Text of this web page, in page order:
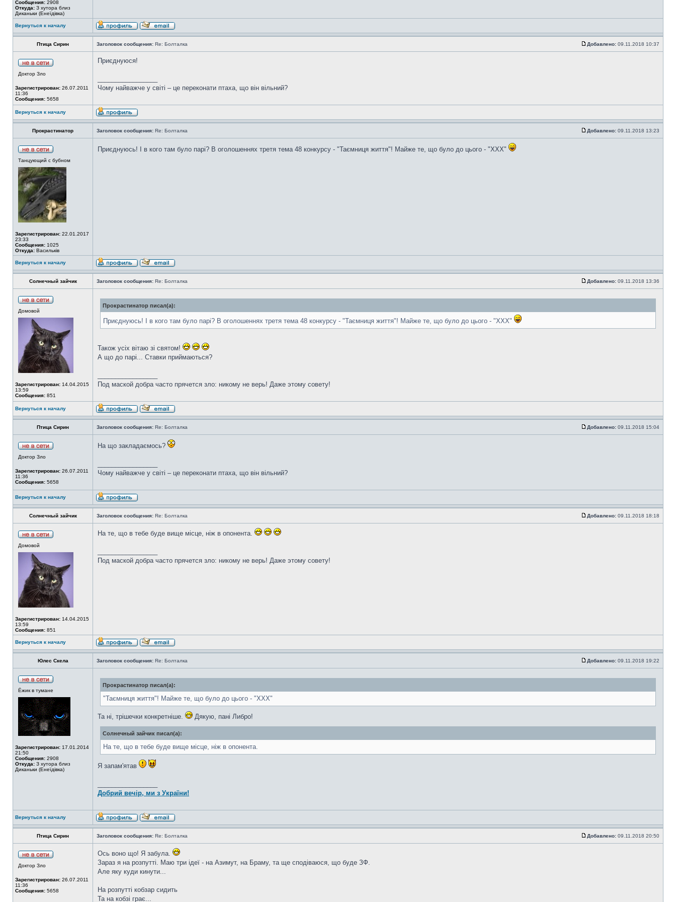
Сообщения: 2908
Откуда: З хутора близ
Диканьки (Енеїдівка)
Вернуться к началу
Птица Сирин Заголовок сообщения: Re: Болталка Добавлено: 09.11.2018 10:37
Доктор Зло
Зарегистрирован: 26.07.2011
11:36
Сообщения: 5658
Приєднуюся!
Чому найважче у світі – це переконати птаха, що він вільний?
Вернуться к началу
Прокрастинатор Заголовок сообщения: Re: Болталка Добавлено: 09.11.2018 13:23
Танцующий с бубном
Зарегистрирован: 22.01.2017
23:33
Сообщения: 1025
Откуда: Васильків
Приєднуюсь! І в кого там було парі? В оголошеннях третя тема 48 конкурсу - "Таємниця життя"! Майже те, що було до цього - "XXX"
Вернуться к началу
Солнечный зайчик Заголовок сообщения: Re: Болталка Добавлено: 09.11.2018 13:36
Домовой
Зарегистрирован: 14.04.2015
13:59
Сообщения: 851
Прокрастинатор писал(а):
Приєднуюсь! І в кого там було парі? В оголошеннях третя тема 48 конкурсу - "Таємниця життя"! Майже те, що було до цього - "XXX"
Також усіх вітаю зі святом!
А що до парі... Ставки приймаються?
Под маской добра часто прячется зло: никому не верь! Даже этому совету!
Вернуться к началу
Птица Сирин Заголовок сообщения: Re: Болталка Добавлено: 09.11.2018 15:04
Доктор Зло
Зарегистрирован: 26.07.2011
11:36
Сообщения: 5658
На що закладаємось?
Чому найважче у світі – це переконати птаха, що він вільний?
Вернуться к началу
Солнечный зайчик Заголовок сообщения: Re: Болталка Добавлено: 09.11.2018 18:18
Домовой
Зарегистрирован: 14.04.2015
13:59
Сообщения: 851
На те, що в тебе буде вище місце, ніж в опонента.
Под маской добра часто прячется зло: никому не верь! Даже этому совету!
Вернуться к началу
Юлес Скела Заголовок сообщения: Re: Болталка Добавлено: 09.11.2018 19:22
Ёжик в тумане
Зарегистрирован: 17.01.2014
21:50
Сообщения: 2908
Откуда: З хутора близ
Диканьки (Енеїдівка)
Прокрастинатор писал(а):
"Таємниця життя"! Майже те, що було до цього - "XXX"
Та ні, трішечки конкретніше. Дякую, пані Либро!
Солнечный зайчик писал(а):
На те, що в тебе буде вище місце, ніж в опонента.
Я запам'ятав
Добрий вечір, ми з України!
Вернуться к началу
Птица Сирин Заголовок сообщения: Re: Болталка Добавлено: 09.11.2018 20:50
Доктор Зло
Зарегистрирован: 26.07.2011
11:36
Сообщения: 5658
Ось воно що! Я забула.
Зараз я на розпутті. Маю три ідеї - на Азимут, на Браму, та ще сподіваюся, що буде ЗФ.
Але яку куди кинути...
На розпутті кобзар сидить
Та на кобзі грає...